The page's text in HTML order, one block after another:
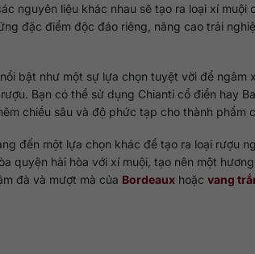
nguyên liệu khác nhau sẽ tạo ra loại xí muội
đặc điểm độc đáo riêng, nâng cao trải
bật như một sự lựa chọn tuyệt vời để ngâm
Bạn có thể sử dụng Chianti cổ điển hay
chiều sâu và độ phức tạp cho thành phẩm
đến một lựa chọn khác để tạo ra loại rượu
quyện hài hòa với xí muội, tạo nên một
đà và mượt mà của Bordeaux hoặc vang